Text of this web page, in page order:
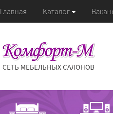
Главная Каталог
СЕТЬ МЕБЕЛЬНЫХ САЛОНОВ